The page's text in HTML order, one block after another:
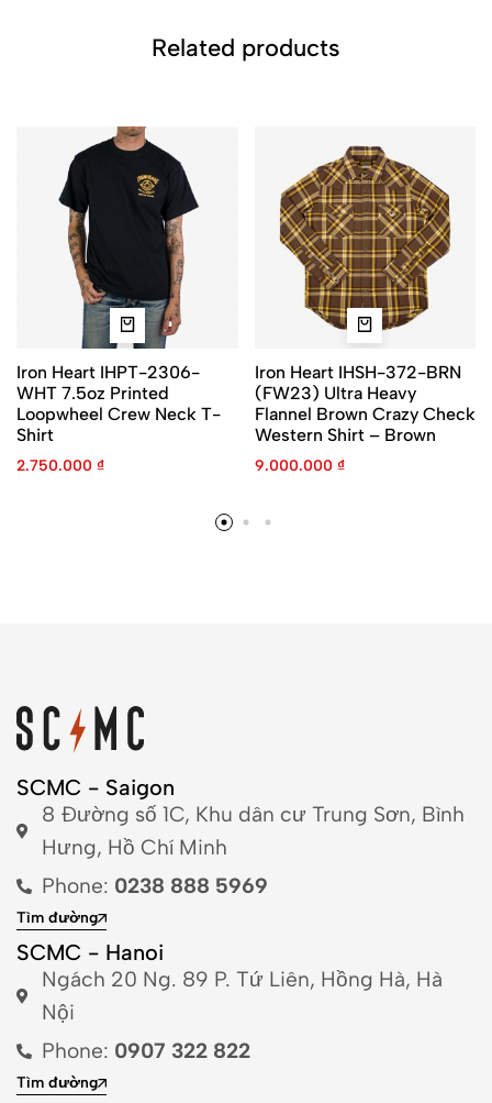
Related products
Iron Heart IHPT-2306-
WHT 7.5oz Printed
Loopwheel Crew Neck T-
Shirt
2.750.000 ₫
Iron Heart IHSH-372-BRN
(FW23) Ultra Heavy
Flannel Brown Crazy Check
Western Shirt – Brown
9.000.000 ₫
SCMC - Saigon
8 Đường số 1C, Khu dân cư Trung Sơn, Bình
Hưng, Hồ Chí Minh
Phone: 0238 888 5969
Tìm đường
SCMC - Hanoi
Ngách 20 Ng. 89 P. Tứ Liên, Hồng Hà, Hà
Nội
Phone: 0907 322 822
Tìm đường